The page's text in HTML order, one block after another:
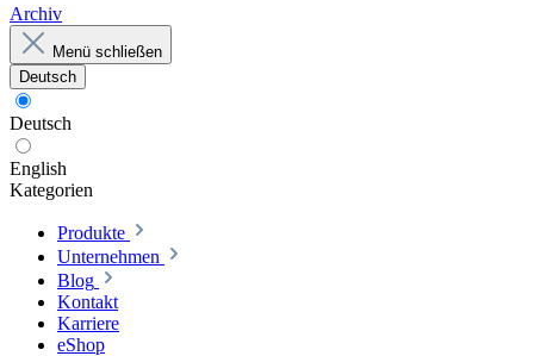
Archiv
Menü schließen
Deutsch
Deutsch
English
Kategorien
Produkte
Unternehmen
Blog
Kontakt
Karriere
eShop